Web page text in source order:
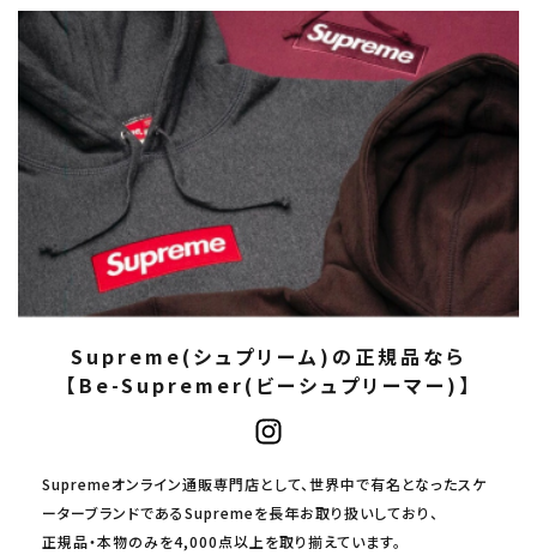
Supreme(シュプリーム)の正規品なら
【Be-Supremer(ビーシュプリーマー)】
Supremeオンライン通販専門店として、世界中で有名となったスケ
ーターブランドであるSupremeを長年お取り扱いしており、
正規品・本物のみを4,000点以上を取り揃えています。